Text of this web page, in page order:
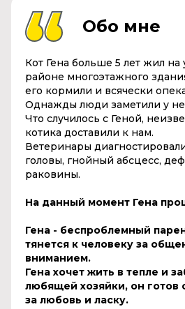
Обо мне
Кот Гена больше 5 лет жил на
районе многоэтажного
его кормили и всячески
Однажды люди заметили у
Что случилось с Геной,
котика доставили к нам.
Ветеринары
головы, гнойный абсцесс,
раковины.
На данный момент Гена
Гена - беспроблемный
тянется к человеку за
вниманием.
Гена хочет жить в тепле и
любящей хозяйки, он готов
за любовь и ласку.